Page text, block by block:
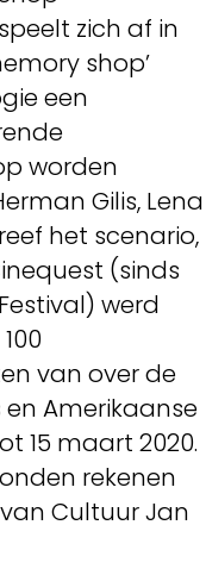
zich af in
shop’
een
worden
Gilis, Lena
het scenario,
(sinds
werd
van over de
Amerikaanse
15 maart 2020.
rekenen
Cultuur Jan